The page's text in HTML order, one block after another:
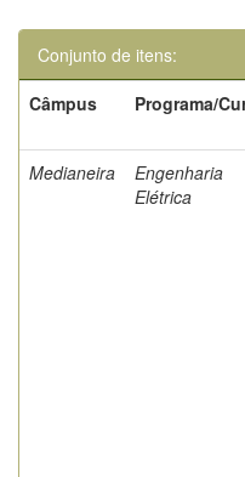
Conjunto de itens:
Câmpus
Programa/
Medianeira
Engenharia
Elétrica